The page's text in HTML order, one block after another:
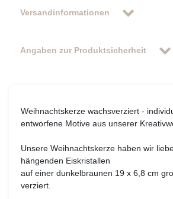
Versandinformationen
Angaben zur Produktsicherheit
Weihnachtskerze wachsverziert -
entworfene Motive aus unserer
Unsere Weihnachtskerze haben wir
hängenden Eiskristallen
auf einer dunkelbraunen 19 x 6,8 cm
verziert.